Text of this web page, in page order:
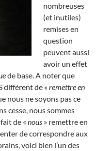
nombreuses
(et inutiles)
remises en
question
peuvent aussi
avoir un effet
de base. A noter que
différent de « remettre en
nous ne soyons pas ce
cesse, nous sommes
de « nous » remettre en
de correspondre aux
voici bien l’un des